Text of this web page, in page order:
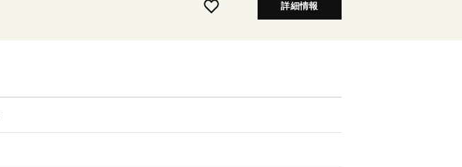
詳細情報